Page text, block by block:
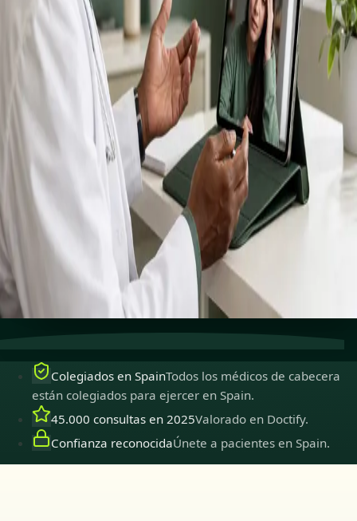
Consulta
Médica Online
España
Médicos de cabecera registrados para ejercer en Spain.
Ver perfiles
Habla con un médico de cabeceraConsulta con un
médico de cabecera colegiado desde la comodidad de tu
casa.
Seguro y confidencial
Tus conversaciones son
privadas, seguras y cifradas.
Citas rápidas Reserva citas que se adapten a ti, incluso
Colegiados en SpainTodos los médicos de cabecera
están colegiados para ejercer en Spain.
45.000 consultas en 2025Valorado en Doctify.
Confianza reconocidaÚnete a pacientes en Spain.